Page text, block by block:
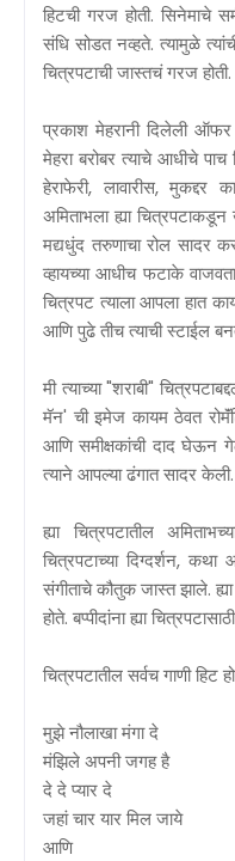
हिटची गरज होती. सिनेमाचे
संधि सोडत नव्हते. त्यामुळे
चित्रपटाची जास्तचं गरज होती.
प्रकाश मेहरानी दिलेली
मेहरा बरोबर त्याचे आधीचे
हेराफेरी, लावारीस,
अमिताभला ह्या चित्रपटाकडून
मद्यधुंद तरुणाचा रोल सादर
व्हायच्या आधीच फटाके
चित्रपट त्याला आपला हात
आणि पुढे तीच त्याची स्टाईल
मी त्याच्या "शराबी"
मॅन' ची इमेज कायम ठेवत
आणि समीक्षकांची दाद घेऊन
त्याने आपल्या ढंगात सादर केली.
ह्या चित्रपटातील
चित्रपटाच्या दिग्दर्शन,
संगीताचे कौतुक जास्त झाले. ह्या
होते. बप्पीदांना ह्या
चित्रपटातील सर्वच गाणी हिट
मुझे नौलाखा मंगा दे
मंझिले अपनी जगह है
दे दे प्यार दे
जहां चार यार मिल जाये
आणि